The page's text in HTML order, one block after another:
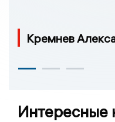
Кремнев
Интересные